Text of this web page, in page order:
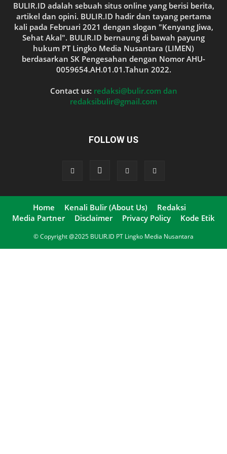
BULIR.ID adalah sebuah situs online yang berisi berita,
artikel dan opini. BULIR.ID hadir dan tayang pertama
kali pada Februari 2021 dengan slogan "Kenyang Jiwa,
Sehat Akal". BULIR.ID bernaung di bawah payung
hukum PT Lingko Media Nusantara (LIMEN)
berdasarkan SK Pengesahan dengan Nomor AHU-
0059654.AH.01.01.Tahun 2022.
Contact us: redaksi@bulir.com dan
redaksibulir@gmail.com
FOLLOW US
Home Kenali Bulir (About Us)
Redaksi
Media Partner
Disclaimer Privacy Policy Kode Etik
© Copyright @2025 BULIR.ID PT Lingko Media Nusantara